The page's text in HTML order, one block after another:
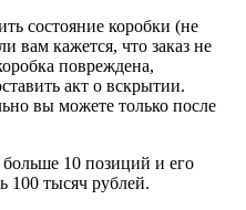
состояние коробки (не
вам кажется, что заказ не
повреждена,
акт о вскрытии.
вы можете только после
10 позиций и его
100 тысяч рублей.